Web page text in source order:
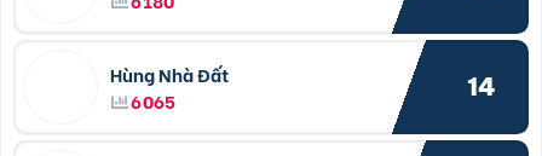
Hùng Nhà Đất
6065
14